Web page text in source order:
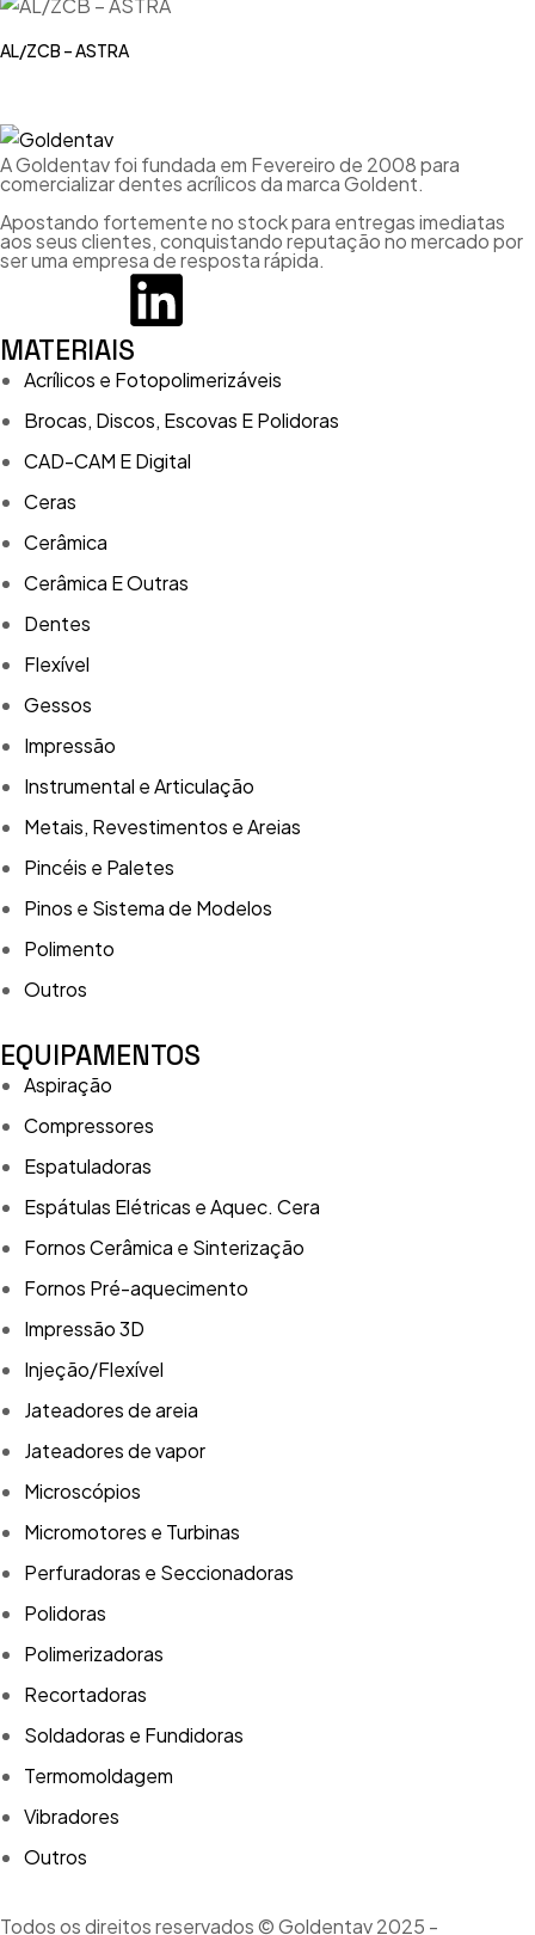
AL/ZCB – ASTRA
A Goldentav foi fundada em Fevereiro de 2008 para
comercializar dentes acrílicos da marca Goldent.
Apostando fortemente no stock para entregas imediatas
aos seus clientes, conquistando reputação no mercado por
ser uma empresa de resposta rápida.
MATERIAIS
Acrílicos e Fotopolimerizáveis
Brocas, Discos, Escovas E Polidoras
CAD-CAM E Digital
Ceras
Cerâmica
Cerâmica E Outras
Dentes
Flexível
Gessos
Impressão
Instrumental e Articulação
Metais, Revestimentos e Areias
Pincéis e Paletes
Pinos e Sistema de Modelos
Polimento
Outros
EQUIPAMENTOS
Aspiração
Compressores
Espatuladoras
Espátulas Elétricas e Aquec. Cera
Fornos Cerâmica e Sinterização
Fornos Pré-aquecimento
Impressão 3D
Injeção/Flexível
Jateadores de areia
Jateadores de vapor
Microscópios
Micromotores e Turbinas
Perfuradoras e Seccionadoras
Polidoras
Polimerizadoras
Recortadoras
Soldadoras e Fundidoras
Termomoldagem
Vibradores
Outros
Todos os direitos reservados © Goldentav 2025 -